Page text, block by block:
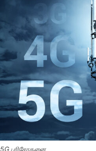
5G பரிசோதனை